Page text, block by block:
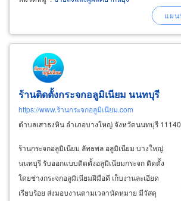
อีคอมเมิร์ซ และขายปลีกตามห้างสรรพสินค้า ห้าง
ค้าปลีกโมเดิร์นเทรด ร้านสะดวกซื้อ โชวห่วยทั่ว
ประเทศไทย
ร้านติดตั้งกระจกอลูมิเนียม นนทบุรี
https://www.ร้านกระจกอลูมิเนียม.com
ตำบลเสาธงหิน อำเภอบางใหญ่ จังหวัดนนทบุรี 11140
ร้านกระจกอลูมิเนียม ลัทธพล อลูมิเนียม บางใหญ่
นนทบุรี รับออกแบบติดตั้งอลูมิเนียมกระจก ติดตั้ง
โดยช่างกระจกอลูมิเนียมฝีมือดี เก็บงานละเอียด
เรียบร้อย ส่งมอบงานตามเวลานัดหมาย มีวัสดุ